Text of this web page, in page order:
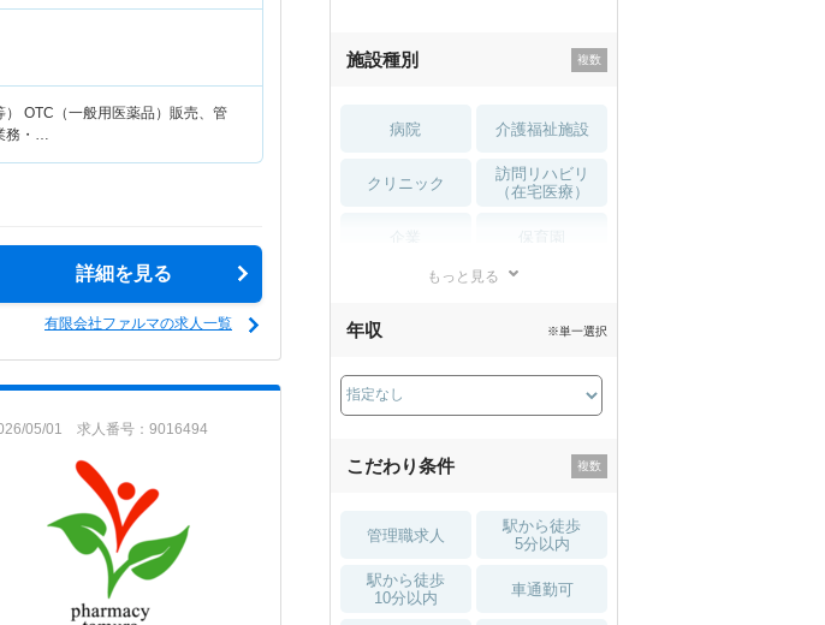
OTC（一般用医薬品）販売、管
務・…
詳細を見る
有限会社ファルマの求人一覧
05/01 求人番号：9016494
施設種別
病院 介護福祉施設
クリニック
訪問リハビリ
（在宅医療）
薬局・
もっと見る
年収 ※単一選択
こだわり条件
管理職求人
駅から徒歩
5分以内
駅から徒歩
10分以内
車通勤可